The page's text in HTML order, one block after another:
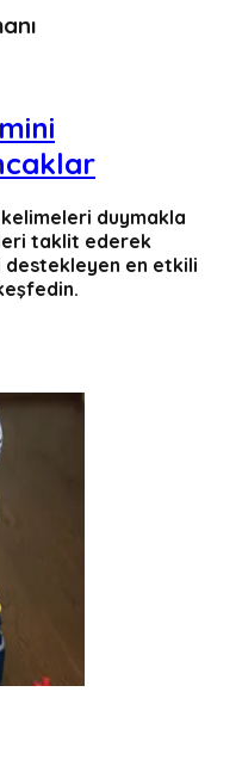
duymakla
taklit ederek
destekleyen en etkili